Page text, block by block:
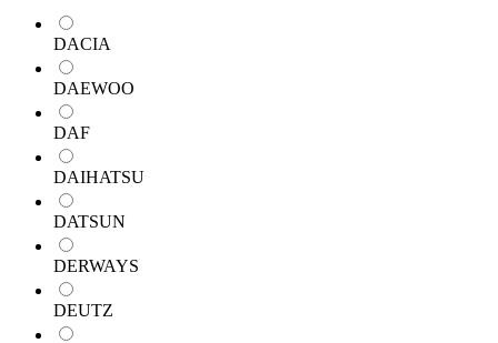
DACIA
DAEWOO
DAF
DAIHATSU
DATSUN
DERWAYS
DEUTZ